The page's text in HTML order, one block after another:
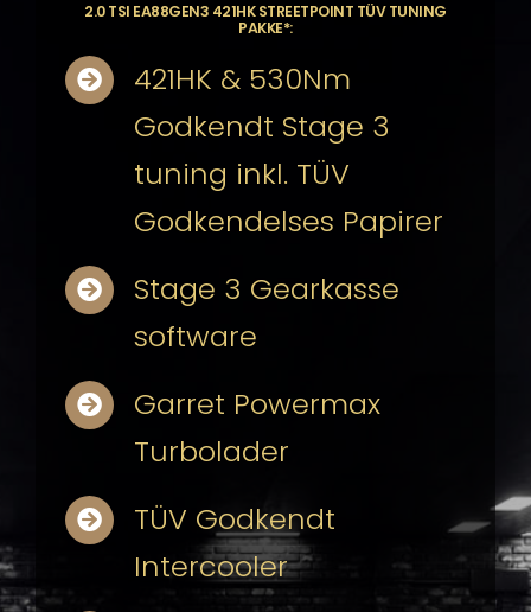
2.0 TSI EA88GEN3 421HK STREETPOINT TÜV TUNING
PAKKE*:
421HK & 530Nm
Godkendt Stage 3
tuning inkl. TÜV
Godkendelses Papirer
Stage 3 Gearkasse
software
Garret Powermax
Turbolader
TÜV Godkendt
Intercooler